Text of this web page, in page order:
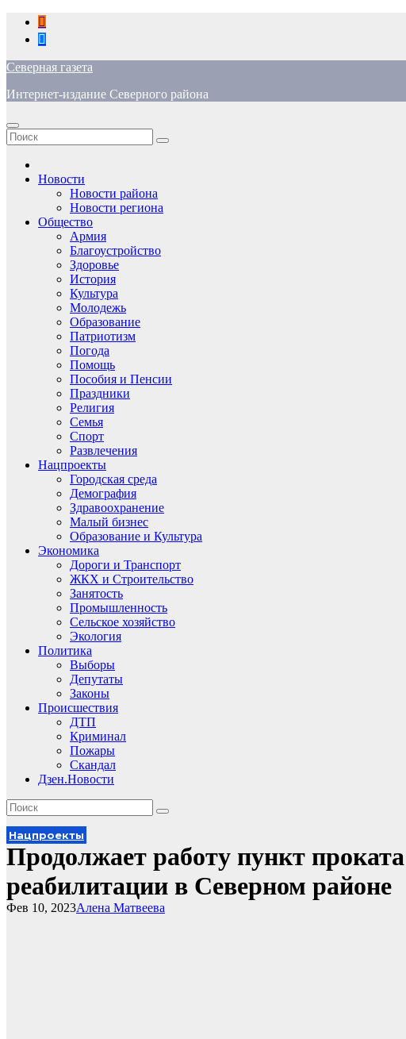
Перейти
содержимому
Северная газета
Интернет-издание Северного района
Новости
Новости района
Новости региона
Общество
Армия
Благоустройство
Здоровье
История
Культура
Молодежь
Образование
Патриотизм
Погода
Помощь
Пособия и Пенсии
Праздники
Религия
Семья
Спорт
Развлечения
Нацпроекты
Городская среда
Демография
Здравоохранение
Малый бизнес
Образование и Культура
Экономика
Дороги и Транспорт
ЖКХ и Строительство
Занятость
Промышленность
Сельское хозяйство
Экология
Политика
Выборы
Депутаты
Законы
Происшествия
ДТП
Криминал
Пожары
Скандал
Дзен.Новости
Нацпроекты
Продолжает работу пункт
реабилитации в Северном районе
Алена Матвеева
Фев 10, 2023